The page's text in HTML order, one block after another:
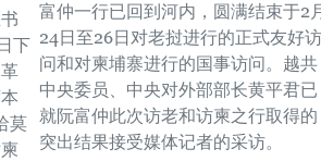
下
莫
富仲一行已回到河内，圆满结束于2
24日至26日对老挝进行的正式友好访
问和对柬埔寨进行的国事访问。越共
中央委员、中央对外部部长黄平君已
就阮富仲此次访老和访柬之行取得的
突出结果接受媒体记者的采访。